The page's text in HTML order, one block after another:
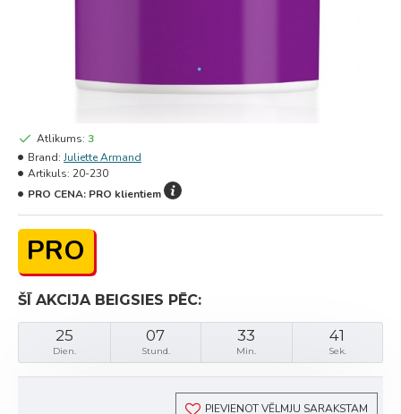
ŠĪ AKCIJA BEIGSIES PĒC:
25
Dien.
07
Stund.
33
Min.
41
Sek.
PRO
Atlikums: 3
Brand: Juliette Armand
Artikuls: 20-230
PRO CENA: PRO klientiem
PIEVIENOT VĒLMJU SARAKSTAM